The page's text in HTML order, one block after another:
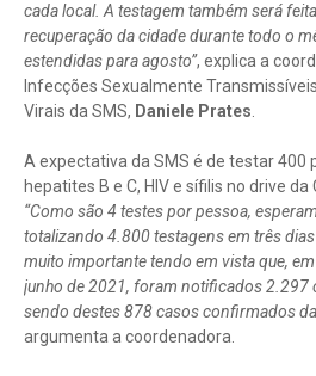
cada local. A testagem também será
recuperação da cidade durante todo o
estendidas para agosto”, explica a
Infecções Sexualmente
Virais da SMS, Daniele Prates.
A expectativa da SMS é de testar 400
hepatites B e C, HIV e sífilis no drive
“Como são 4 testes por pessoa,
totalizando 4.800 testagens em três
muito importante tendo em vista que,
junho de 2021, foram notificados 2.297
sendo destes 878 casos confirmados
argumenta a coordenadora.